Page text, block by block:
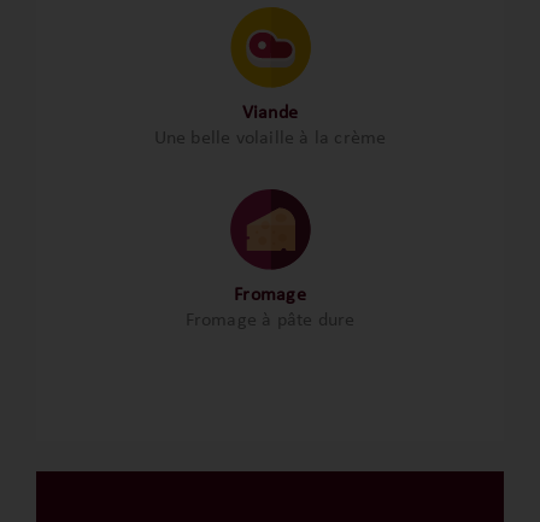
Viande
Une belle volaille à la crème
Fromage
Fromage à pâte dure